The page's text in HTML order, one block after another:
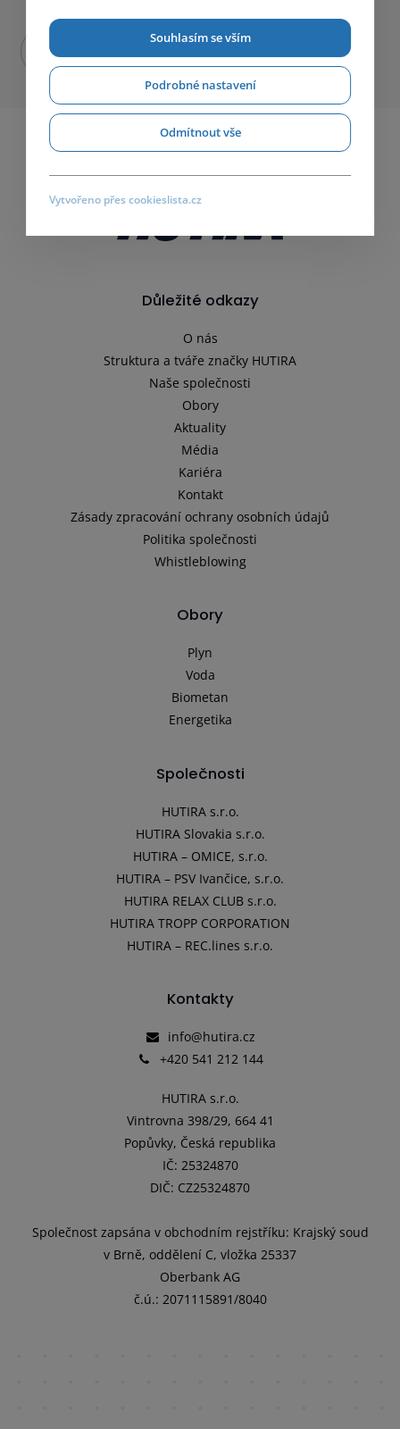
Důležité odkazy
O nás
Struktura a tváře značky HUTIRA
Naše společnosti
Obory
Aktuality
Média
Kariéra
Kontakt
Zásady zpracování ochrany osobních údajů
Politika společnosti
Whistleblowing
Obory
Plyn
Voda
Biometan
Energetika
Společnosti
HUTIRA s.r.o.
HUTIRA Slovakia s.r.o.
HUTIRA – OMICE, s.r.o.
HUTIRA – PSV Ivančice, s.r.o.
HUTIRA RELAX CLUB s.r.o.
HUTIRA TROPP CORPORATION
HUTIRA – REC.lines s.r.o.
Kontakty
info@hutira.cz
+420 541 212 144
HUTIRA s.r.o.
Vintrovna 398/29, 664 41
Popůvky, Česká republika
IČ: 25324870
DIČ: CZ25324870
Společnost zapsána v obchodním rejstříku: Krajský soud
v Brně, oddělení C, vložka 25337
Oberbank AG
č.ú.: 2071115891/8040
Souhlasím se vším
Podrobné nastavení
Odmítnout vše
Vytvořeno přes cookieslista.cz